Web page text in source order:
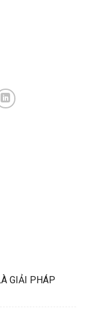
GIẢI PHÁP